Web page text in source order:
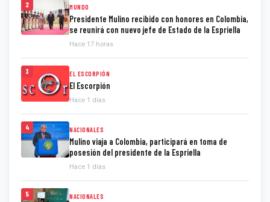
2 MUNDO
Presidente Mulino recibido con honores en Colombia,
se reunirá con nuevo jefe de Estado de la Espriella
Hace 17 horas
3 EL ESCORPIÓN
El Escorpión
Hace 1 días
4 NACIONALES
Mulino viaja a Colombia, participará en toma de
posesión del presidente de la Espriella
Hace 1 días
5 NACIONALES